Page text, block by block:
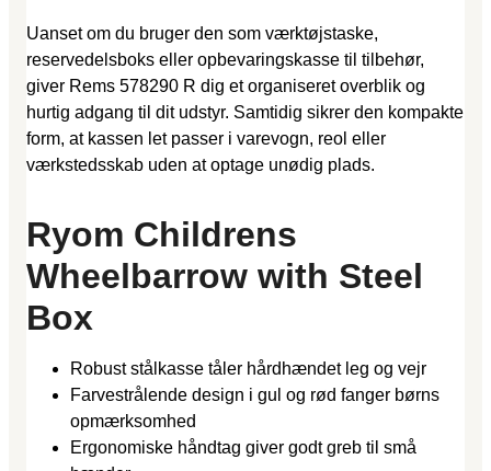
Uanset om du bruger den som værktøjstaske,
reservedelsboks eller opbevaringskasse til tilbehør,
giver Rems 578290 R dig et organiseret overblik og
hurtig adgang til dit udstyr. Samtidig sikrer den kompakte
form, at kassen let passer i varevogn, reol eller
værkstedsskab uden at optage unødig plads.
Ryom Childrens
Wheelbarrow with Steel
Box
Robust stålkasse tåler hårdhændet leg og vejr
Farvestrålende design i gul og rød fanger børns
opmærksomhed
Ergonomiske håndtag giver godt greb til små